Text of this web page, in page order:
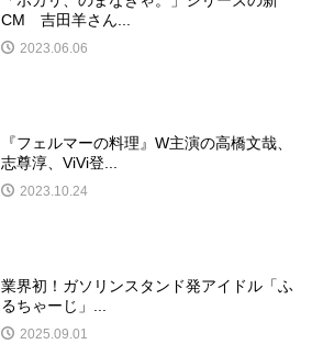
CM 吉田羊さん...
2023.06.06
『フェルマーの料理』W主演の高橋文哉、
志尊淳、ViVi登...
2023.10.24
業界初！ガソリンスタンド発アイドル「ふ
るちゃーじ」...
2025.09.01